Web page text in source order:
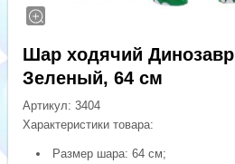
Шар ходячий
Зеленый, 64 см
Артикул:3404
Характеристики товара:
Размер шара: 64 см;